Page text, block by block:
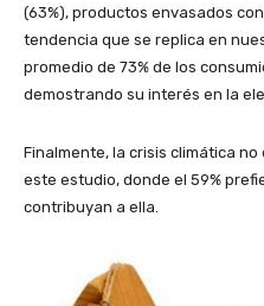
(63%), productos envasados
tendencia que se replica en
promedio de 73% de los
demostrando su interés en la
Finalmente, la crisis climática
este estudio, donde el 59%
contribuyan a ella.